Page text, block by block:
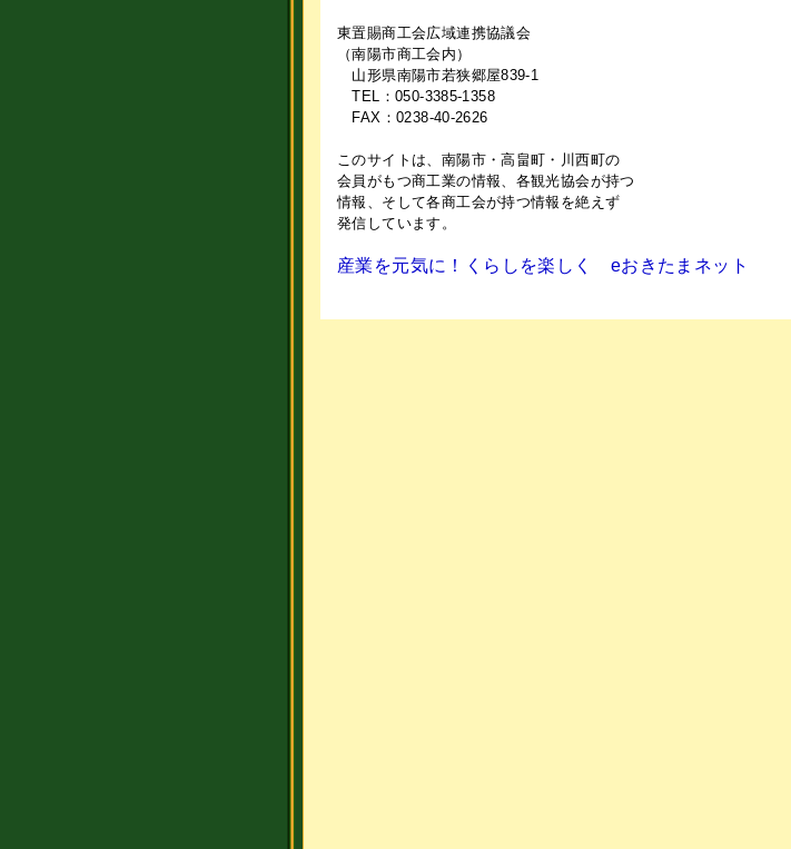
東置賜商工会広域連携協議会
（南陽市商工会内）
山形県南陽市若狭郷屋839-1
TEL：050-3385-1358
FAX：0238-40-2626
このサイトは、南陽市・高畠町・川西町の
会員がもつ商工業の情報、各観光協会が持つ
情報、そして各商工会が持つ情報を絶えず
発信しています。
産業を元気に！くらしを楽しく eおきたまネット